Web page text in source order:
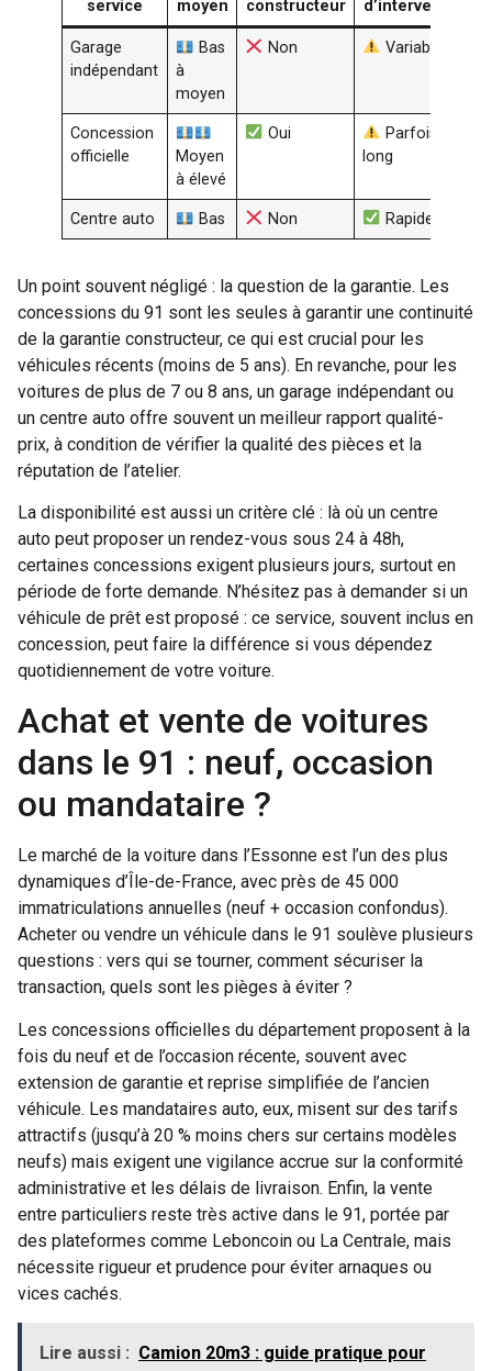
service moyen constructeur d’intervention
Garage
indépendant
Bas
à
moyen
Non Variable
Concession
officielle
Moyen
à élevé
Oui
Parfois
long
Centre auto Bas Non Rapide
Un point souvent négligé : la question de la garantie. Les
concessions du 91 sont les seules à garantir une continuité
de la garantie constructeur, ce qui est crucial pour les
véhicules récents (moins de 5 ans). En revanche, pour les
voitures de plus de 7 ou 8 ans, un garage indépendant ou
un centre auto offre souvent un meilleur rapport qualité-
prix, à condition de vérifier la qualité des pièces et la
réputation de l’atelier.
La disponibilité est aussi un critère clé : là où un centre
auto peut proposer un rendez-vous sous 24 à 48h,
certaines concessions exigent plusieurs jours, surtout en
période de forte demande. N’hésitez pas à demander si un
véhicule de prêt est proposé : ce service, souvent inclus en
concession, peut faire la différence si vous dépendez
quotidiennement de votre voiture.
Achat et vente de voitures
dans le 91 : neuf, occasion
ou mandataire ?
Le marché de la voiture dans l’Essonne est l’un des plus
dynamiques d’Île-de-France, avec près de 45 000
immatriculations annuelles (neuf + occasion confondus).
Acheter ou vendre un véhicule dans le 91 soulève plusieurs
questions : vers qui se tourner, comment sécuriser la
transaction, quels sont les pièges à éviter ?
Les concessions officielles du département proposent à la
fois du neuf et de l’occasion récente, souvent avec
extension de garantie et reprise simplifiée de l’ancien
véhicule. Les mandataires auto, eux, misent sur des tarifs
attractifs (jusqu’à 20 % moins chers sur certains modèles
neufs) mais exigent une vigilance accrue sur la conformité
administrative et les délais de livraison. Enfin, la vente
entre particuliers reste très active dans le 91, portée par
des plateformes comme Leboncoin ou La Centrale, mais
nécessite rigueur et prudence pour éviter arnaques ou
vices cachés.
Lire aussi : Camion 20m3 : guide pratique pour